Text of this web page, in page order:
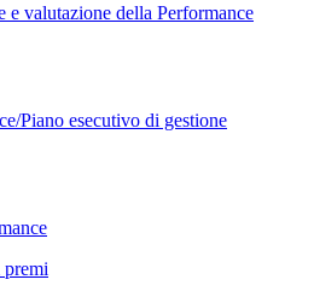
e valutazione della Performance
Piano esecutivo di gestione
premi